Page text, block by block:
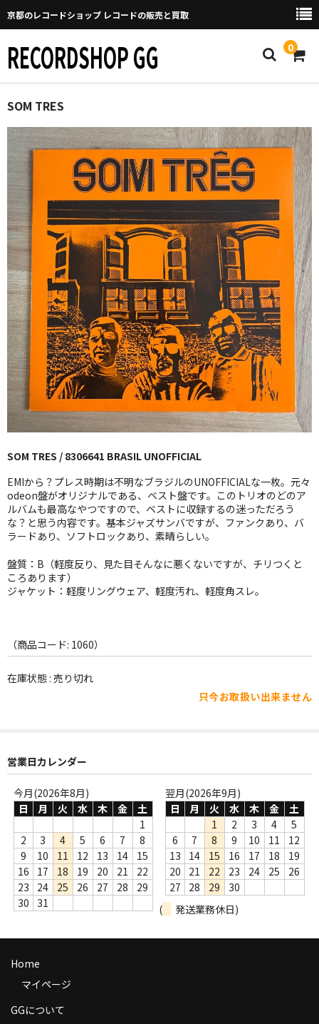
京都のレコードショップ レコードの販売と買取
RECORDSHOP GG 0
Home
マイページ
GGについて
買取について
取り置きなどについて
Categories
New Arrivals
新譜
GG RECORD （当店のレーベル）
全商品
JAZZ-US
BLUE NOTE
JAZZ-EU
JAZZ-JP
JAZZ-VOCAL
ROCK
WORLD
その他
Webのみ no.1
Webのみ no.2
Webのみ no.4
売り切れ
Help
送料
商品の発送
SOM TRES
SOM TRES / 8306641 BRASIL UNOFFICIAL
EMIから？プレス時期は不明なブラジルのUNOFFICIALな一枚。元々
odeon盤がオリジナルである、ベスト盤です。このトリオのどのア
ルバムも最高なやつですので、ベストに収録するの迷っただろう
な？と思う内容です。基本ジャズサンバですが、ファンクあり、バ
ラードあり、ソフトロックあり、素晴らしい。
盤質：B（軽度反り、見た目そんなに悪くないですが、チリつくと
ころあります）
ジャケット：軽度リングウェア、軽度汚れ、軽度角スレ。
（商品コード: 1060）
在庫状態 : 売り切れ
只今お取扱い出来ません
営業日カレンダー
今月(2026年8月)
日
月 火 水 木 金
土
1
2
3 4 5 6 7
8
9
10 11 12 13 14
15
16
17 18 19 20 21
22
23
24 25 26 27 28
29
30
31
翌月(2026年9月)
日
月 火 水 木 金
土
1
2 3 4
5
6
7 8 9 10 11
12
13
14 15 16 17 18
19
20
21 22 23 24 25
26
27
28 29
30
(
発送業務休日)
Home
マイページ
GGについて